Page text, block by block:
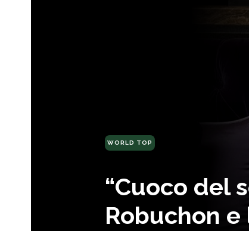
WORLD TOP
“Cuoco del
Robuchon